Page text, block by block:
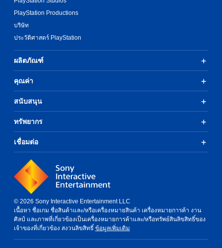
PlayStation Productions
บริษัท
ประวัติศาสตร์ PlayStation
ผลิตภัณฑ์
คุณค่า
สนับสนุน
ทรัพยากร
เชื่อมต่อ
© 2026 Sony Interactive Entertainment LLC
เนื้อหา ชื่อเกม ชื่อสินค้าและ/หรือเครื่องหมายสินค้า เครื่องหมายการค้า งาน
ศิลป์ และภาพที่เกี่ยวข้องเป็นเครื่องหมายการค้าและ/หรือทรัพย์สินลิขสิทธิ์ของ
เจ้าของที่เกี่ยวข้อง สงวนลิขสิทธิ์ ข้อมูลเพิ่มเติม